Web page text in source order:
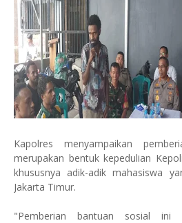
Kapolres menyampaikan
merupakan bentuk kepedulian
khususnya adik-adik mahasiswa
Jakarta Timur.
"Pemberian bantuan sosial ini